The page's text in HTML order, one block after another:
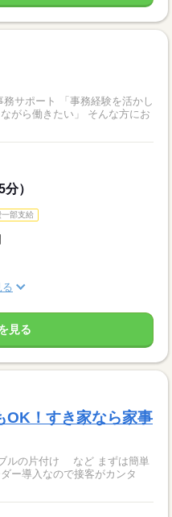
務経験を活かし
がら働きたい」 そんな方にお
）
一部支給
る
見る
OK！すき家なら家事
ルの片付け など まずは簡単